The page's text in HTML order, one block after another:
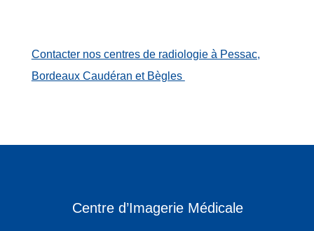
Contacter nos centres de radiologie à Pessac,
Bordeaux Caudéran et Bègles
Centre d’Imagerie Médicale